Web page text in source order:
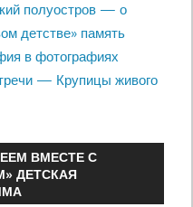
полуостров — о
детстве» память
в фотографиях
— Крупицы живого
ВМЕСТЕ С
ДЕТСКАЯ